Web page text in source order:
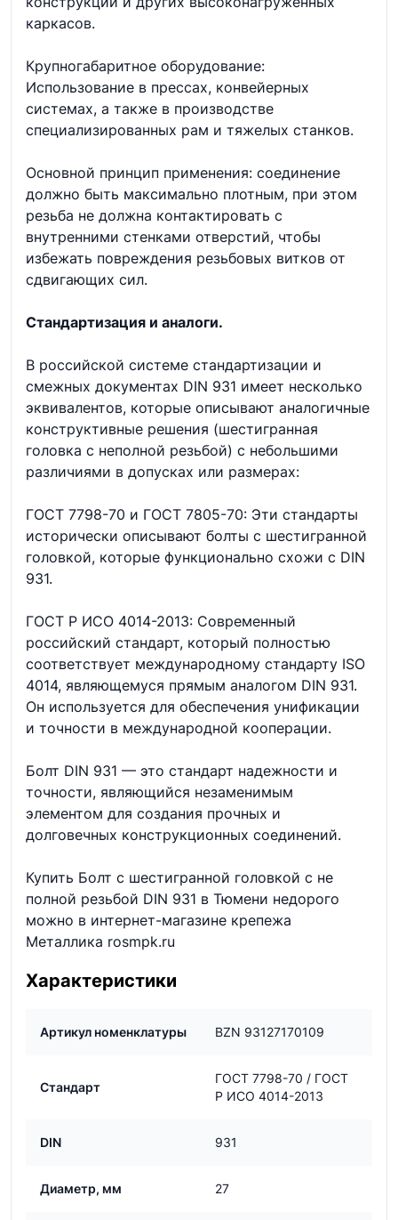
каркасов.
Крупногабаритное оборудование:
Использование в прессах, конвейерных
системах, а также в производстве
специализированных рам и тяжелых станков.
Основной принцип применения: соединение
должно быть максимально плотным, при этом
резьба не должна контактировать с
внутренними стенками отверстий, чтобы
избежать повреждения резьбовых витков от
сдвигающих сил.
Стандартизация и аналоги.
В российской системе стандартизации и
смежных документах DIN 931 имеет несколько
эквивалентов, которые описывают аналогичные
конструктивные решения (шестигранная
головка с неполной резьбой) с небольшими
различиями в допусках или размерах:
ГОСТ 7798-70 и ГОСТ 7805-70: Эти стандарты
исторически описывают болты с шестигранной
головкой, которые функционально схожи с DIN
931.
ГОСТ Р ИСО 4014-2013: Современный
российский стандарт, который полностью
соответствует международному стандарту ISO
4014, являющемуся прямым аналогом DIN 931.
Он используется для обеспечения унификации
и точности в международной кооперации.
Болт DIN 931 — это стандарт надежности и
точности, являющийся незаменимым
элементом для создания прочных и
долговечных конструкционных соединений.
Купить Болт с шестигранной головкой с не
полной резьбой DIN 931 в Тюмени недорого
можно в интернет-магазине крепежа
Металлика rosmpk.ru
Характеристики
Артикул номенклатуры BZN 93127170109
Стандарт
ГОСТ 7798-70 / ГОСТ
Р ИСО 4014-2013
DIN 931
Диаметр, мм 27